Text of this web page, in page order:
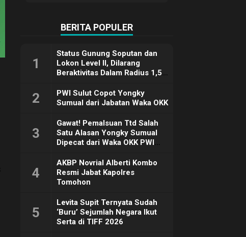
BERITA POPULER
1
Status Gunung Soputan dan
Lokon Level II, Dilarang
Beraktivitas Dalam Radius 1,5
2
PWI Sulut Copot Yongky
Sumual dari Jabatan Waka OKK
3
Gawat! Pemalsuan Ttd Salah
Satu Alasan Yongky Sumual
Dipecat dari Waka OKK PWI
4
AKBP Novrial Alberti Kombo
Resmi Jabat Kapolres
Tomohon
5
Levita Supit Ternyata Sudah
‘Buru’ Sejumlah Negara Ikut
Serta di TIFF 2026